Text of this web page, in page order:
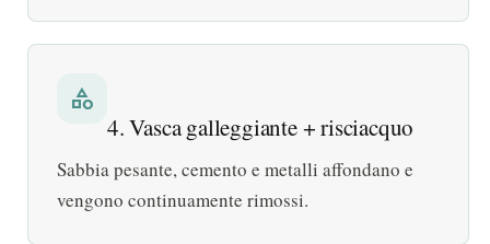
category
4. Vasca galleggiante + risciacquo
Sabbia pesante, cemento e metalli affondano e
vengono continuamente rimossi.